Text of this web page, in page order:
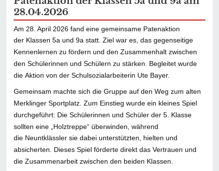
28.04.2026
Am 28. April 2026 fand eine gemeinsame Patenaktion
der Klassen 5a und 9a statt. Ziel war es, das gegenseitige
Kennenlernen zu fördern und den Zusammenhalt zwischen
den Schülerinnen und Schülern zu stärken. Begleitet wurde
die Aktion von der Schulsozialarbeiterin Ute Bayer.
Gemeinsam machte sich die Gruppe auf den Weg zum alten
Merklinger Sportplatz. Zum Einstieg wurde ein kleines Spiel
durchgeführt: Die Schülerinnen und Schüler der 5. Klasse
sollten eine „Holztreppe“ überwinden, während
die Neuntklässler sie dabei unterstützten, hielten und
absicherten. Dieses Spiel förderte direkt das Vertrauen und
die Zusammenarbeit zwischen den beiden Klassen.